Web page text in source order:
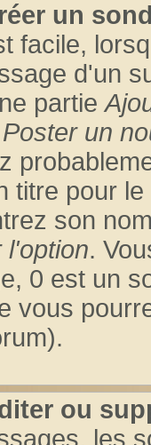
un
facile,
d'un
partie
Poster un
titre pour
son
l'option.
0 est un
vous
ou
les